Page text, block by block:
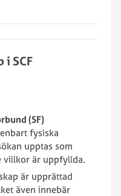
SCF
(SF)
fysiska
upptas som
villkor är uppfyllda.
är upprättad
även innebär